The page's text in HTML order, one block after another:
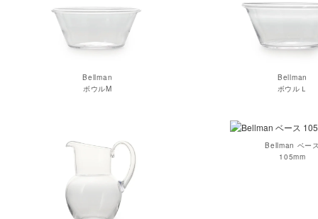
Bellman
ボウルM
Bellman
ボウルＬ
Bellman ベー
105mm